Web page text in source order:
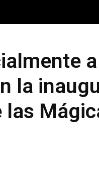
a
la
las